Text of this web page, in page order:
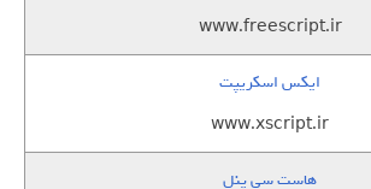
www.freescript.ir
ایکس اسکریپت
www.xscript.ir
هاست سی پنل